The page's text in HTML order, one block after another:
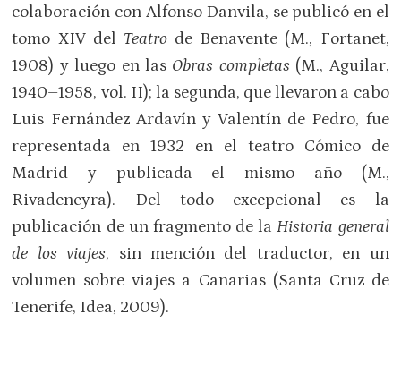
colaboración con Alfonso Danvila, se publicó en el
tomo XIV del Teatro de Benavente (M., Fortanet,
1908) y luego en las Obras completas (M., Aguilar,
1940–1958, vol. II); la segunda, que llevaron a cabo
Luis Fernández Ardavín y Valentín de Pedro, fue
representada en 1932 en el teatro Cómico de
Madrid y publicada el mismo año (M.,
Rivadeneyra). Del todo excepcional es la
publicación de un fragmento de laHistoria general
de los viajes, sin mención del traductor, en un
volumen sobre viajes a Canarias (Santa Cruz de
Tenerife, Idea, 2009).